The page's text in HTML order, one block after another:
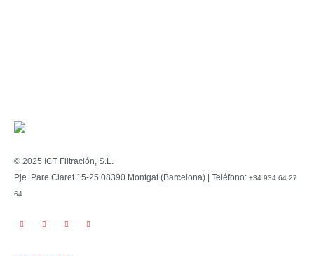
© 2025 ICT Filtración, S.L.
Pje. Pare Claret 15-25 08390 Montgat (Barcelona) | Teléfono: +34 934 64 27
64